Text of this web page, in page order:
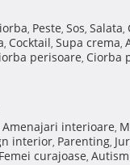
, Peste, Sos, Salata,
, Cocktail, Supa crema,
perisoare, Ciorba
Amenajari interioare,
interior, Parenting,
Femei curajoase, Autism